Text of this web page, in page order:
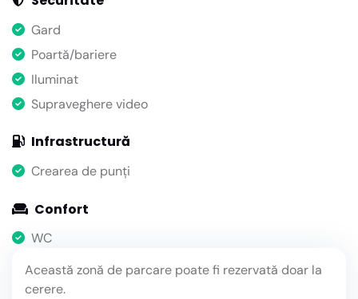
Gard
Poartă/bariere
Iluminat
Supraveghere video
Infrastructură
Crearea de punți
Confort
WC
Această zonă de parcare poate fi rezervată doar la
cerere.